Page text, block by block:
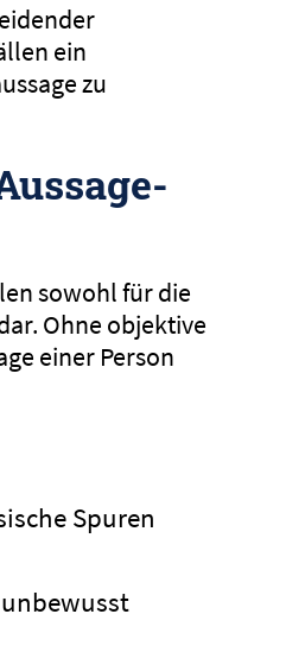
ein
zu
sowohl für die
Ohne objektive
einer Person
Spuren